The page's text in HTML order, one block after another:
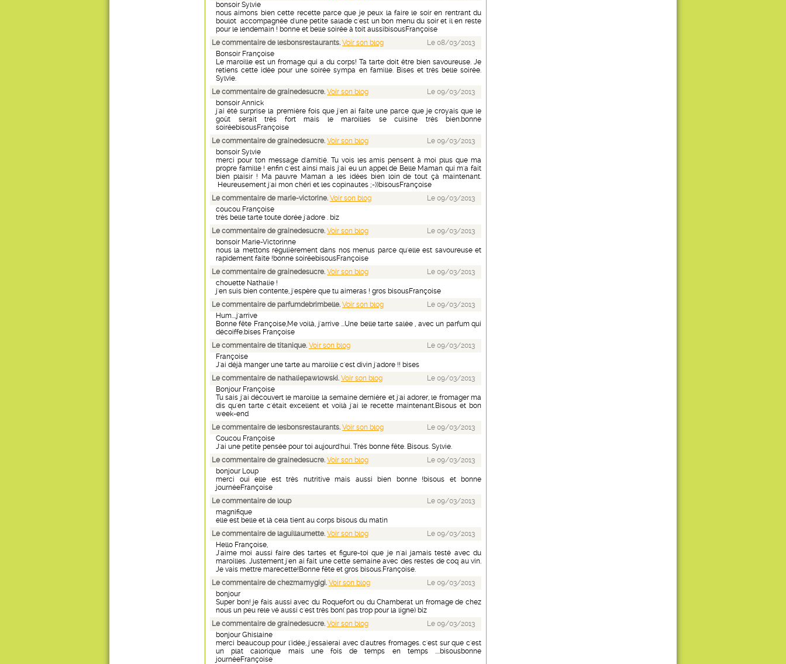
bonsoir Sylvie
nous aimons bien cette recette parce que je peux la faire le soir en rentrant du
boulot accompagnée d'une petite salade c'est un bon menu du soir et il en reste
pour le lendemain ! bonne et belle soirée à toit aussibisousFrançoise
Le commentaire de lesbonsrestaurants. Voir son blog
Le 08/03/2013
Bonsoir Françoise
Le maroille est un fromage qui a du corps! Ta tarte doit être bien savoureuse. Je
retiens cette idée pour une soirée sympa en famille. Bises et très belle soirée.
Sylvie.
Le commentaire de grainedesucre. Voir son blog
Le 09/03/2013
bonsoir Annick
j'ai été surprise la première fois que j'en ai faite une parce que je croyais que le
goût serait très fort mais le maroilles se cuisine très bien.bonne
soiréebisousFrançoise
Le commentaire de grainedesucre. Voir son blog
Le 09/03/2013
bonsoir Sylvie
merci pour ton message d'amitié. Tu vois les amis pensent à moi plus que ma
propre famille ! enfin c'est ainsi mais j'ai eu un appel de Belle Maman qui m'a fait
bien plaisir ! Ma pauvre Maman a les idées bien loin de tout çà maintenant.
Heureusement j'ai mon chéri et les copinautes ;-))bisousFrançoise
Le commentaire de marie-victorine. Voir son blog
Le 09/03/2013
coucou Françoise
très belle tarte toute dorée j'adore . biz
Le commentaire de grainedesucre. Voir son blog
Le 09/03/2013
bonsoir Marie-Victorinne
nous la mettons régulièrement dans nos menus parce qu'elle est savoureuse et
rapidement faite !bonne soiréebisousFrançoise
Le commentaire de grainedesucre. Voir son blog
Le 09/03/2013
chouette Nathalie !
j'en suis bien contente, j'espère que tu aimeras ! gros bisousFrançoise
Le commentaire de parfumdebrimbelle. Voir son blog
Le 09/03/2013
Hum....j'arrive
Bonne fête Françoise,Me voilà, j'arrive ...Une belle tarte salée , avec un parfum qui
décoiffe.bises Françoise
Le commentaire de titanique. Voir son blog
Le 09/03/2013
Françoise
J'ai déjà manger une tarte au maroille c'est divin j'adore !! bises
Le commentaire de nathaliepawlowski. Voir son blog
Le 09/03/2013
Bonjour Françoise
Tu sais j'ai découvert le maroille la semaine dernière et j'ai adorer, le fromager ma
dis qu'en tarte c'était excellent et voilà j'ai le recette maintenant.Bisous et bon
week-end
Le commentaire de lesbonsrestaurants. Voir son blog
Le 09/03/2013
Coucou Françoise
J'ai une petite pensée pour toi aujourd'hui. Très bonne fête. Bisous. Sylvie.
Le commentaire de grainedesucre. Voir son blog
Le 09/03/2013
bonjour Loup
merci oui elle est très nutritive mais aussi bien bonne !bisous et bonne
journéeFrançoise
Le commentaire de loup
Le 09/03/2013
magnifique
elle est belle et là cela tient au corps bisous du matin
Le commentaire de laguillaumette. Voir son blog
Le 09/03/2013
Hello Françoise,
J'aime moi aussi faire des tartes et figure-toi que je n'ai jamais testé avec du
maroilles. Justement j'en ai fait une cette semaine avec des restes de coq au vin.
Je vais mettre marecette!Bonne fête et gros bisous.Françoise.
Le commentaire de chezmamygigi. Voir son blog
Le 09/03/2013
bonjour
Super bon! je fais aussi avec du Roquefort ou du Chamberat un fromage de chez
nous un peu rele vé aussi c'est très bon( pas trop pour la ligne) biz
Le commentaire de grainedesucre. Voir son blog
Le 09/03/2013
bonjour Ghislaine
merci beaucoup pour l'idée, j'essaierai avec d'autres fromages. c'est sur que c'est
un plat calorique mais une fois de temps en temps ....bisousbonne
journéeFrançoise